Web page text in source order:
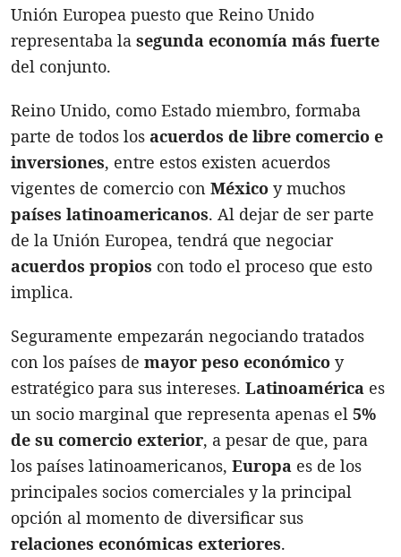
Unión Europea puesto que Reino Unido
representaba la segunda economía más fuerte
del conjunto.
Reino Unido, como Estado miembro, formaba
parte de todos los acuerdos de libre comercio e
inversiones, entre estos existen acuerdos
vigentes de comercio con México y muchos
países latinoamericanos. Al dejar de ser parte
de la Unión Europea, tendrá que negociar
acuerdos propios con todo el proceso que esto
implica.
Seguramente empezarán negociando tratados
con los países de mayor peso económico y
estratégico para sus intereses. Latinoamérica es
un socio marginal que representa apenas el 5%
de su comercio exterior, a pesar de que, para
los países latinoamericanos, Europa es de los
principales socios comerciales y la principal
opción al momento de diversificar sus
relaciones económicas exteriores.